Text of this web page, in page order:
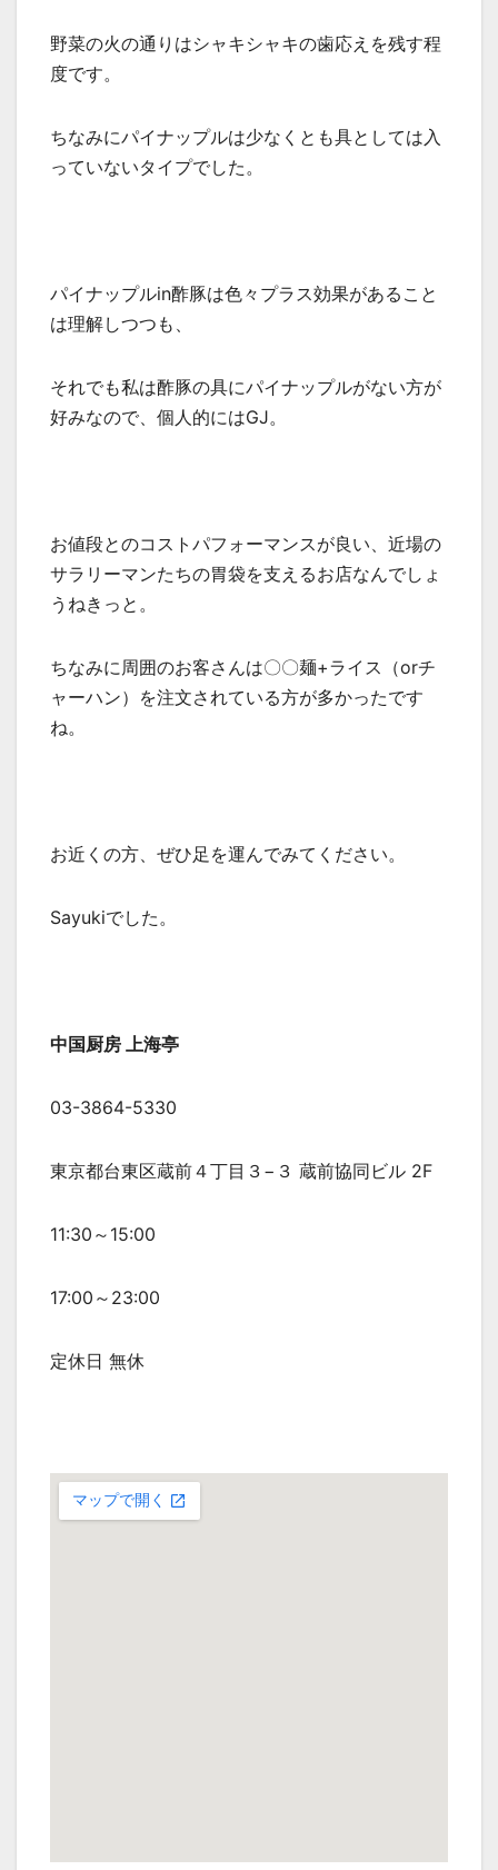
野菜の火の通りはシャキシャキの歯応えを残す程
度です。
ちなみにパイナップルは少なくとも具としては入
っていないタイプでした。
パイナップルin酢豚は色々プラス効果があること
は理解しつつも、
それでも私は酢豚の具にパイナップルがない方が
好みなので、個人的にはGJ。
お値段とのコストパフォーマンスが良い、近場の
サラリーマンたちの胃袋を支えるお店なんでしょ
うねきっと。
ちなみに周囲のお客さんは〇〇麺+ライス（orチ
ャーハン）を注文されている方が多かったです
ね。
お近くの方、ぜひ足を運んでみてください。
Sayukiでした。
中国厨房 上海亭
03-3864-5330
東京都台東区蔵前４丁目３−３ 蔵前協同ビル 2F
11:30～15:00
17:00～23:00
定休日 無休